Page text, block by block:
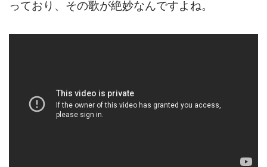
っており、その歌が絶妙なんですよね。